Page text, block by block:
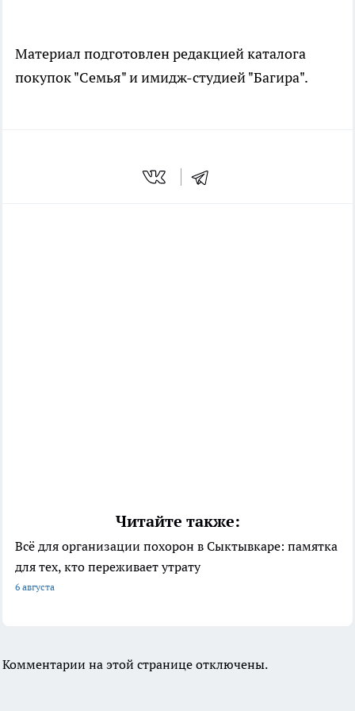
Материал подготовлен редакцией каталога
покупок "Семья" и имидж-студией "Багира".
Читайте также:
Всё для организации похорон в Сыктывкаре: памятка
для тех, кто переживает утрату
6 августа
Комментарии на этой странице отключены.